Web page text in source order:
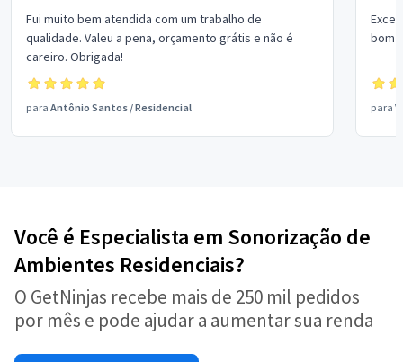
Fui muito bem atendida com um trabalho de
qualidade. Valeu a pena, orçamento grátis e não é
careiro. Obrigada!
para Antônio Santos /Residencial
bom
para
Você é Especialista em Sonorização de
Ambientes Residenciais?
O GetNinjas recebe mais de 250 mil pedidos
por mês e pode ajudar a aumentar sua renda